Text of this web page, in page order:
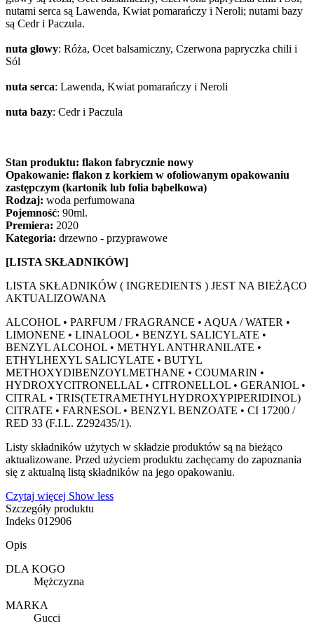
nutami serca są Lawenda, Kwiat pomarańczy i Neroli; nutami bazy
są Cedr i Paczula.
nuta głowy: Róża, Ocet balsamiczny, Czerwona papryczka chili i
Sól
nuta serca: Lawenda, Kwiat pomarańczy i Neroli
nuta bazy: Cedr i Paczula
Stan produktu: flakon fabrycznie nowy
Opakowanie: flakon z korkiem w ofoliowanym opakowaniu
zastępczym (kartonik lub folia bąbelkowa)
Rodzaj: woda perfumowana
Pojemność: 90ml.
Premiera: 2020
Kategoria: drzewno - przyprawowe
[LISTA SKŁADNIKÓW]
LISTA SKŁADNIKÓW ( INGREDIENTS ) JEST NA BIEŻĄCO
AKTUALIZOWANA
ALCOHOL • PARFUM / FRAGRANCE • AQUA / WATER •
LIMONENE • LINALOOL • BENZYL SALICYLATE •
BENZYL ALCOHOL • METHYL ANTHRANILATE •
ETHYLHEXYL SALICYLATE • BUTYL
METHOXYDIBENZOYLMETHANE • COUMARIN •
HYDROXYCITRONELLAL • CITRONELLOL • GERANIOL •
CITRAL • TRIS(TETRAMETHYLHYDROXYPIPERIDINOL)
CITRATE • FARNESOL • BENZYL BENZOATE • CI 17200 /
RED 33 (F.I.L. Z292435/1).
Listy składników użytych w składzie produktów są na bieżąco
aktualizowane. Przed użyciem produktu zachęcamy do zapoznania
się z aktualną listą składników na jego opakowaniu.
Czytaj więcej Show less
Szczegóły produktu
Indeks 012906
Opis
DLA KOGO
Mężczyzna
MARKA
Gucci